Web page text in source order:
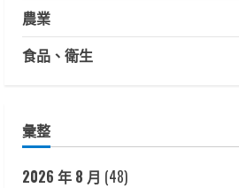
農業
食品、衛生
彙整
2026 年 8 月 (48)